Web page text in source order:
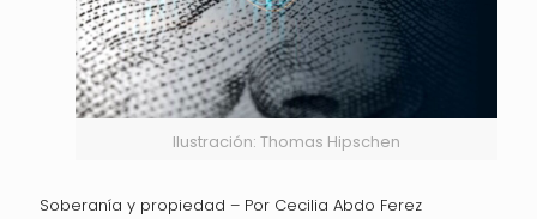
Ilustración: Thomas Hipschen
Soberanía y propiedad – Por Cecilia Abdo Ferez